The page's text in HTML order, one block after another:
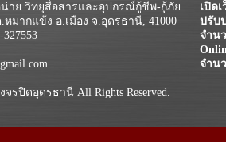
าย วิทยุสื่อสารและอุปกรณ์กู้ชีพ-กู้ภัย
มากแข้ง อ.เมือง จ.อุดรธานี, 41000
327553
รปิดอุดรธานี All Rights Reserved.
เปิด
ปรับ
จำน
จำน